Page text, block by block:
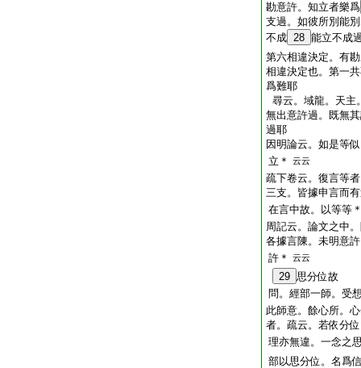
勘意許。知立者樂爲
支過。如彼所別能別
不成 28 能立不成
第六相違決定。有勘
相違決定也。第一
爲難耶
尋云。域龍。天主
無出意許過。既無
過耶
因明論云。如是等似
立＊ 云云
疏下卷云。復言等
三支。皆據申言而
在言中故。以等等
周記云。論文之中
各據言陳。未明意
許＊
云云
29 思分位故
問。經部一師。受
此師意。餘心所。
者。疏云。若依分
理亦無違。一念之
部以思分位。名爲